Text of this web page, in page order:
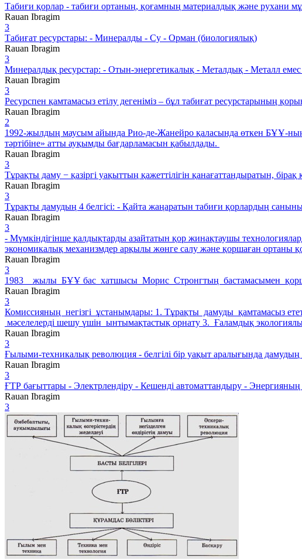
Табиғи қорлар - табиғи ортаның, қоғамның материалдық және рухани
Rauan Ibragim
3
Табиғат ресурстары: - Минералды - Су - Орман (биологиялық)
Rauan Ibragim
3
Минералдық ресурстар: - Отын-энергетикалық - Металдық - Металл
Rauan Ibragim
3
Ресурспен қамтамасыз етілу дегеніміз – бұл табиғат ресурстарының
Rauan Ibragim
2
1992-жылдың маусым айында Рио-де-Жанейро қаласында өткен БҰҰ-
тәртібіне» атты ауқымды бағдарламасын қабылдады.
Rauan Ibragim
3
Тұрақты даму − қазіргі уақыттың қажеттілігін қанағаттандыратын,
Rauan Ibragim
3
Тұрақты дамудың 4 белгісі: - Қайта жаңаратын табиғи қорлардың
Rauan Ibragim
3
- Мүмкіндігінше қалдықтарды азайтатын қор жинақтаушы
экономикалық механизмдер арқылы жөнге салу және қоршаған ортаны
Rauan Ibragim
3
1983 жылы БҰҰ бас хатшысы Морис Стронгтың бастамасымен
Rauan Ibragim
3
Комиссияның негізгі ұстанымдары: 1. Тұрақты дамуды қамтамасыз
мәселелерді шешу үшін ынтымақтастық орнату 3. Ғаламдық
Rauan Ibragim
3
Ғылыми-техникалық революция - белгілі бір уақыт аралығында дамудың
Rauan Ibragim
3
ҒТР бағыттары - Электрлендіру - Кешенді автоматтандыру -
Rauan Ibragim
3